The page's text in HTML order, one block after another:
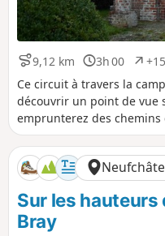
9,12 km
D
i
s
t
a
n
c
e
3h 00
D
u
r
é
e
D
é
n
i
v
e
l
é
p
o
s
Ce circuit à travers la
découvrir un point de vue
emprunterez des chemins
retour se fera par le
devant la Chapelle
Sur les
Bray